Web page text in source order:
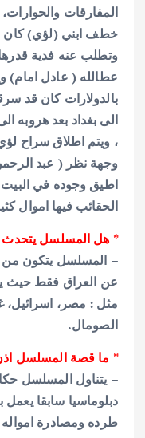
المفارقات
خطف ابني (لؤي) كان
عطالله ( عادل امام)
بالدولارات كان قد
الى بغداد بعد هروبه
، ويتم اطلاق سراح
وجهة نظر ( عبد
اطيق وجوده في البيت
الحقائب فيها اموال
* هل المسلسل يتحدث
– المسلسل يتكون من
عن العراق فقط حيث
مثل : مصر، اسرائيل،
الصومال.
* ما قصة المسلسل
– يتناول المسلسل
دبلوماسيا سابقا
طرده ومصادرة امواله